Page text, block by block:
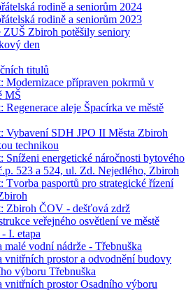
rodině a seniorům 2024
rodině a seniorům 2023
ZUŠ Zbiroh potěšily seniory
den
titulů
Modernizace přípraven pokrmů v
MŠ
Regenerace aleje Špacírka ve městě
Vybavení SDH JPO II Města Zbiroh
technikou
Sníženi energetické náročnosti bytového
523 a 524, ul. Zd. Nejedlého, Zbiroh
Tvorba pasportů pro strategické řízení
Zbiroh ČOV - dešťová zdrž
veřejného osvětlení ve městě
I. etapa
malé vodní nádrže - Třebnuška
vnitřních prostor a odvodnění budovy
výboru Třebnuška
vnitřních prostor Osadního výboru